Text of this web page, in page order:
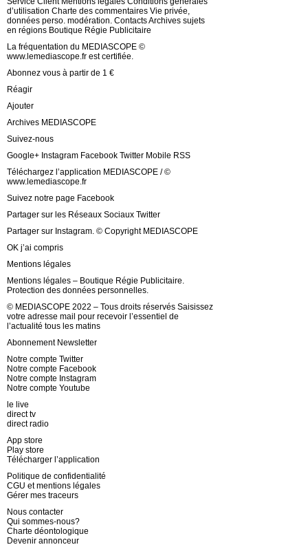
d’utilisation Charte des commentaires Vie privée,
données perso. modération. Contacts Archives sujets
en régions Boutique Régie Publicitaire
La fréquentation du MEDIASCOPE ©
www.lemediascope.fr est certifiée.
Abonnez vous à partir de 1 €
Réagir
Ajouter
Archives MEDIASCOPE
Suivez-nous
Google+ Instagram Facebook Twitter Mobile RSS
Téléchargez l’application MEDIASCOPE / ©
www.lemediascope.fr
Suivez notre page Facebook
Partager sur les Réseaux Sociaux Twitter
Partager sur Instagram. © Copyright MEDIASCOPE
OK j’ai compris
Mentions légales
Mentions légales – Boutique Régie Publicitaire.
Protection des données personnelles.
© MEDIASCOPE 2022 – Tous droits réservés Saisissez
votre adresse mail pour recevoir l’essentiel de
l’actualité tous les matins
Abonnement Newsletter
Notre compte Twitter
Notre compte Facebook
Notre compte Instagram
Notre compte Youtube
le live
direct tv
direct radio
App store
Play store
Télécharger l’application
Politique de confidentialité
CGU et mentions légales
Gérer mes traceurs
Nous contacter
Qui sommes-nous?
Charte déontologique
Devenir annonceur